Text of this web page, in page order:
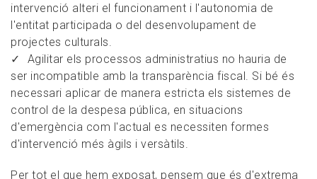
intervenció alteri el funcionament i l'autonomia de
l'entitat participada o del desenvolupament de
projectes culturals.
Agilitar els processos administratius no hauria de
ser incompatible amb la transparència fiscal. Si bé és
necessari aplicar de manera estricta els sistemes de
control de la despesa pública, en situacions
d'emergència com l'actual es necessiten formes
d'intervenció més àgils i versàtils.
Per tot el que hem exposat, pensem que és d'extrema